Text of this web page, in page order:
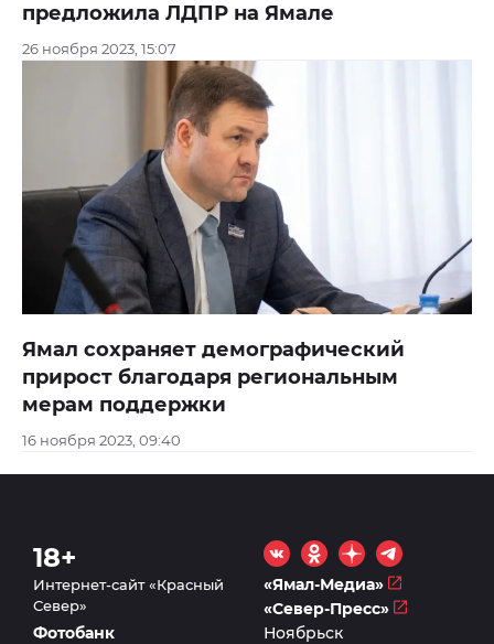
предложила ЛДПР на Ямале
26 ноября 2023, 15:07
Ямал сохраняет демографический
прирост благодаря региональным
мерам поддержки
16 ноября 2023, 09:40
18+
Интернет-сайт «Красный
Север»
«Ямал-Медиа»
«Север-Пресс»
Фотобанк
Ноябрьск